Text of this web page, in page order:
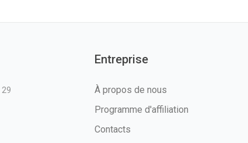
29
Entreprise
À propos de nous
Programme d'affiliation
Contacts